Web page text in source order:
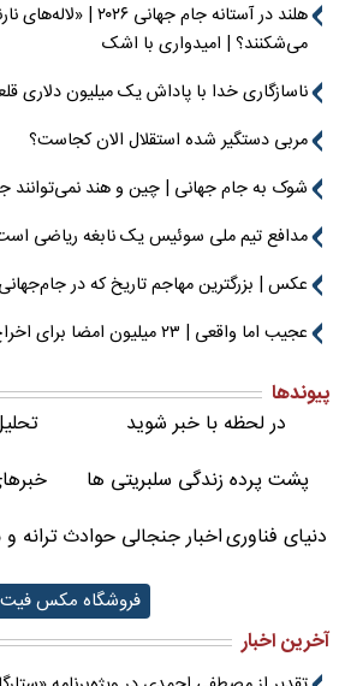
هلند در آستانه جام
می‌شکنند؟ | امیدواری با اشک
ناسازگاری خدا با پاداش یک میلیون دلاری
مربی دستگیر شده استقلال الان کجاست؟
شوک به جام جهانی | چین و هند نمی‌توانند
مدافع تیم ملی سوئیس یک نابغه ریاضی
عکس | بزرگترین مهاجم تاریخ که در
عجیب اما واقعی | ۲۳ میلیون امضا برای اخراج امباپه
پیوندها
در لحظه با خبر شوید
پشت پرده زندگی سلبریتی ها
دنیای فناوریاخبار جنجالی حوادثترانه
فروشگاه مکس فیت
آخرین اخبار